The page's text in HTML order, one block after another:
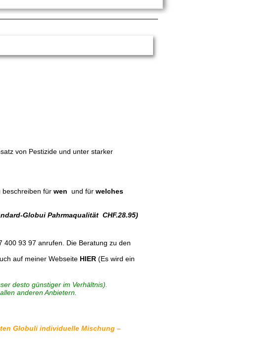
von Pestizide und unter starker
beschreiben für wen und für welches
Globui Pahrmaqualität CHF.28.95)
400 93 97 anrufen. Die Beratung zu den
auf meiner Webseite HIER (Es wird ein
desto günstiger im Verhältnis).
anderen Anbietern.
Globuli individuelle Mischung –